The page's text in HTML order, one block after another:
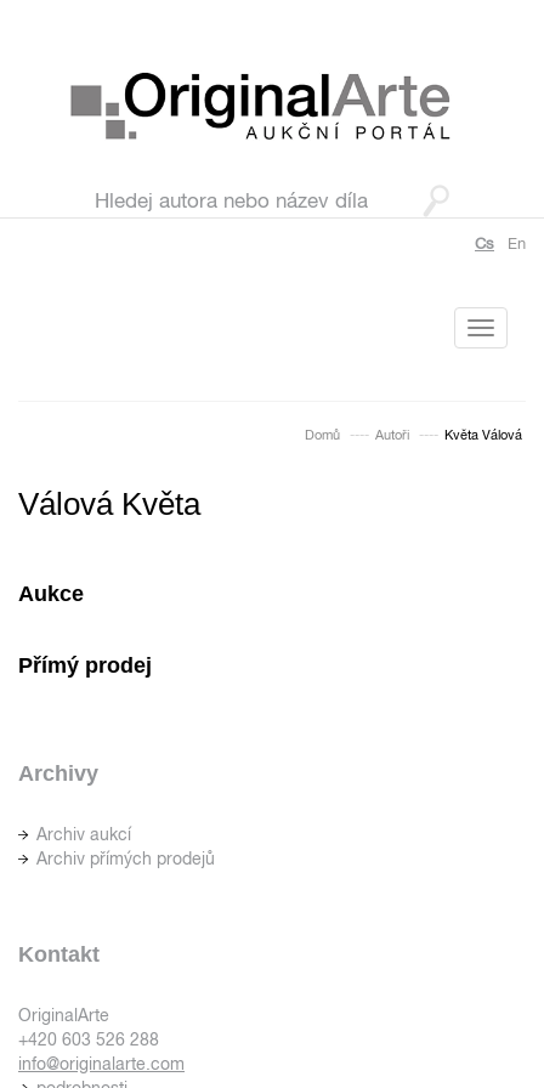
Cs En
Toggle
Domů Autoři Květa Válová
Válová Květa
Aukce
Přímý prodej
Archivy
Archiv aukcí
Archiv přímých prodejů
Kontakt
OriginalArte
+420 603 526 288
info@originalarte.com